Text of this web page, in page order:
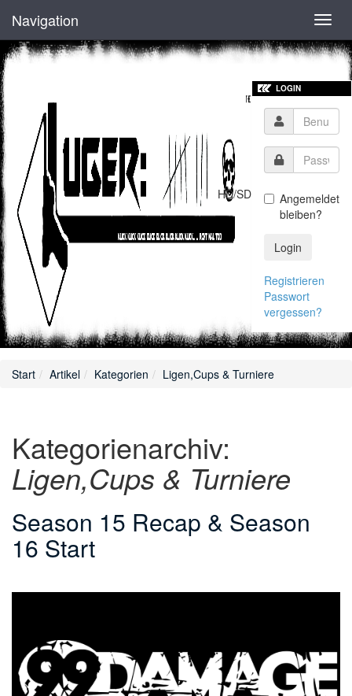
Navigation
HD/SD
LOGIN
Angemeldet
bleiben?
Login
Registrieren
Passwort
vergessen?
Start Artikel Kategorien Ligen,Cups & Turniere
Kategorienarchiv:
Ligen,Cups & Turniere
Season 15 Recap & Season
16 Start